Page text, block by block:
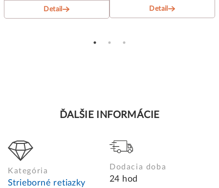
Detail Detail
ĎALŠIE INFORMÁCIE
Kategória
Strieborné retiazky
Dodacia doba
24 hod